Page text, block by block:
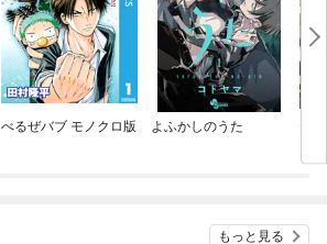
べるぜバブ モノクロ版 よふかしのうた セ
もっと見る